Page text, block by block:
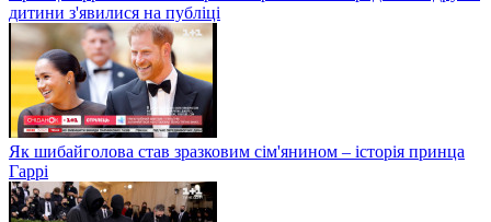
дитини з'явилися на публіці
Як шибайголова став зразковим сім'янином – історія принца
Гаррі